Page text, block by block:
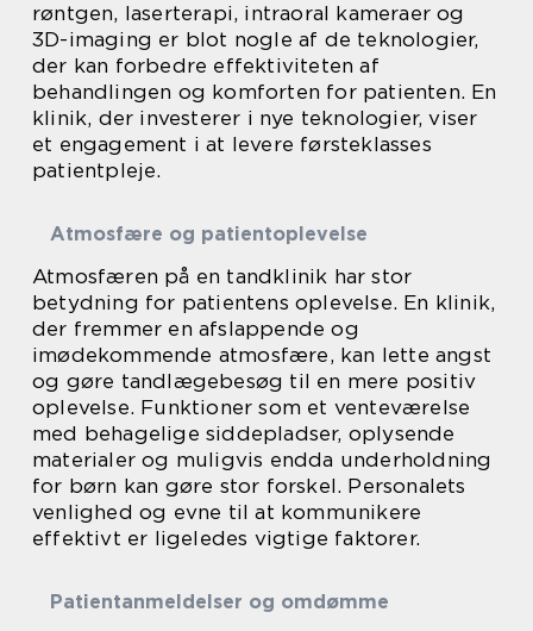
røntgen, laserterapi, intraoral kameraer og
3D-imaging er blot nogle af de teknologier,
der kan forbedre effektiviteten af
behandlingen og komforten for patienten. En
klinik, der investerer i nye teknologier, viser
et engagement i at levere førsteklasses
patientpleje.
Atmosfære og patientoplevelse
Atmosfæren på en tandklinik har stor
betydning for patientens oplevelse. En klinik,
der fremmer en afslappende og
imødekommende atmosfære, kan lette angst
og gøre tandlægebesøg til en mere positiv
oplevelse. Funktioner som et venteværelse
med behagelige siddepladser, oplysende
materialer og muligvis endda underholdning
for børn kan gøre stor forskel. Personalets
venlighed og evne til at kommunikere
effektivt er ligeledes vigtige faktorer.
Patientanmeldelser og omdømme